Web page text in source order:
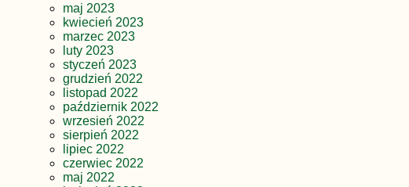
maj 2023
kwiecień 2023
marzec 2023
luty 2023
styczeń 2023
grudzień 2022
listopad 2022
październik 2022
wrzesień 2022
sierpień 2022
lipiec 2022
czerwiec 2022
maj 2022